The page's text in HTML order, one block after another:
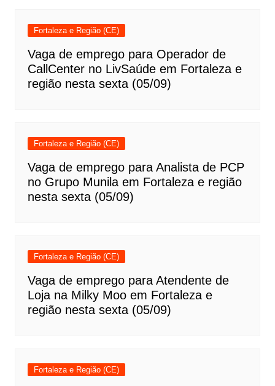
Fortaleza e Região (CE)
Vaga de emprego para Operador de
CallCenter no LivSaúde em Fortaleza e
região nesta sexta (05/09)
Fortaleza e Região (CE)
Vaga de emprego para Analista de PCP
no Grupo Munila em Fortaleza e região
nesta sexta (05/09)
Fortaleza e Região (CE)
Vaga de emprego para Atendente de
Loja na Milky Moo em Fortaleza e
região nesta sexta (05/09)
Fortaleza e Região (CE)